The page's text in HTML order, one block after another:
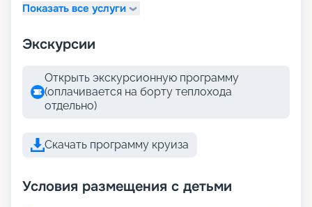
Показать все услуги
Экскурсии
Открыть экскурсионную программу
(оплачивается на борту теплохода
отдельно)
Скачать программу круиза
Условия размещения с детьми